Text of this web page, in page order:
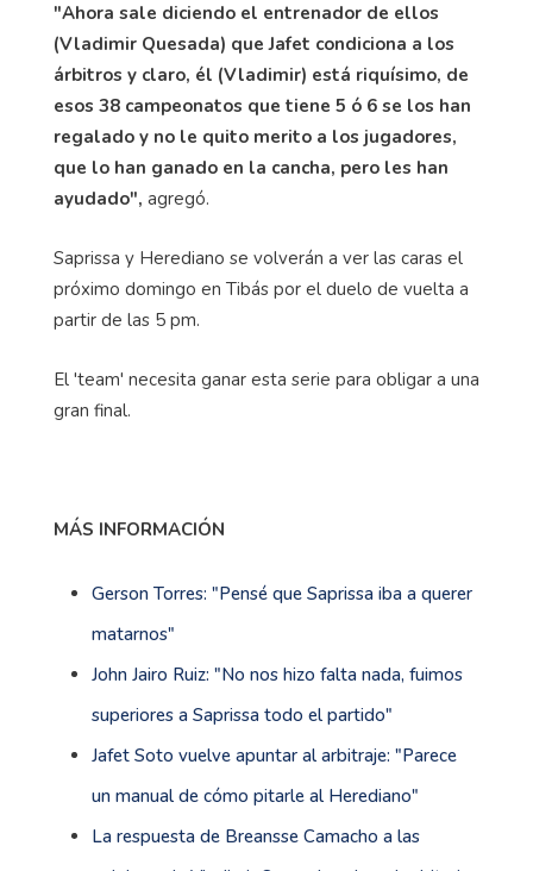
"Ahora sale diciendo el entrenador de ellos
(Vladimir Quesada) que Jafet condiciona a los
árbitros y claro, él (Vladimir) está riquísimo, de
esos 38 campeonatos que tiene 5 ó 6 se los han
regalado y no le quito merito a los jugadores,
que lo han ganado en la cancha, pero les han
ayudado", agregó.
Saprissa y Herediano se volverán a ver las caras el
próximo domingo en Tibás por el duelo de vuelta a
partir de las 5 pm.
El 'team' necesita ganar esta serie para obligar a una
gran final.
MÁS INFORMACIÓN
Gerson Torres: "Pensé que Saprissa iba a querer
matarnos"
John Jairo Ruiz: "No nos hizo falta nada, fuimos
superiores a Saprissa todo el partido"
Jafet Soto vuelve apuntar al arbitraje: "Parece
un manual de cómo pitarle al Herediano"
La respuesta de Breansse Camacho a las